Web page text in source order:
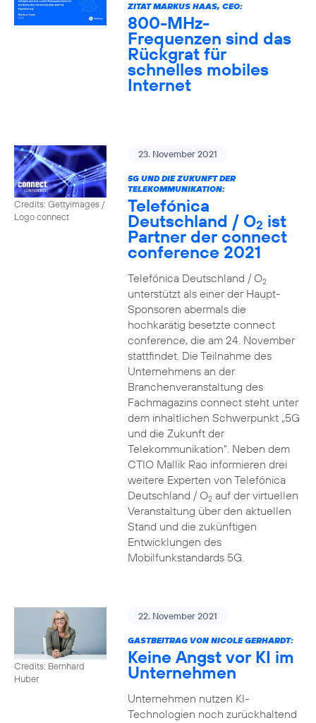
ZITAT MARKUS HAAS, CEO:
800-MHz-
Frequenzen sind das
Rückgrat für
schnelles mobiles
Internet
Credits: Gettyimages /
Logo connect
23. November 2021
5G UND DIE ZUKUNFT DER
TELEKOMMUNIKATION:
Telefónica
Deutschland / O2 ist
Partner der connect
conference 2021
Telefónica Deutschland / O2
unterstützt als einer der Haupt-
Sponsoren abermals die
hochkarätig besetzte connect
conference, die am 24. November
stattfindet. Die Teilnahme des
Unternehmens an der
Branchenveranstaltung des
Fachmagazins connect steht unter
dem inhaltlichen Schwerpunkt „5G
und die Zukunft der
Telekommunikation“. Neben dem
CTIO Mallik Rao informieren drei
weitere Experten von Telefónica
Deutschland / O2auf der virtuellen
Veranstaltung über den aktuellen
Stand und die zukünftigen
Entwicklungen des
Mobilfunkstandards 5G.
Credits: Bernhard
Huber
22. November 2021
GASTBEITRAG VON NICOLE GERHARDT:
Keine Angst vor KI im
Unternehmen
Unternehmen nutzen KI-
Technologien noch zurückhaltend